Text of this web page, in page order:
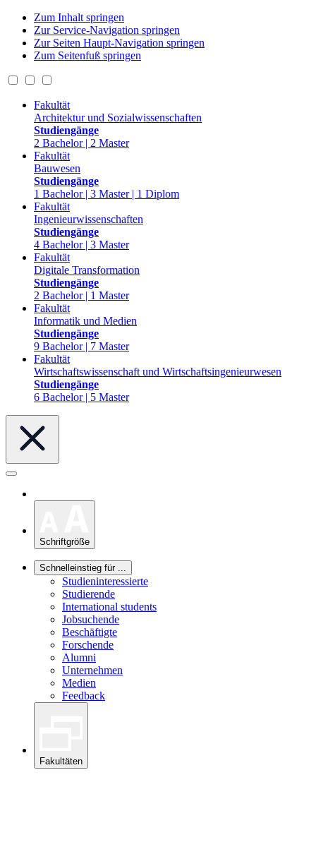
Zum Inhalt springen
Zur Service-Navigation springen
Zur Seiten Haupt-Navigation springen
Zum Seitenfuß springen
Fakultät
Architektur und Sozialwissenschaften
Studiengänge
2 Bachelor | 2 Master
Fakultät
Bauwesen
Studiengänge
1 Bachelor | 3 Master | 1 Diplom
Fakultät
Ingenieurwissenschaften
Studiengänge
4 Bachelor | 3 Master
Fakultät
Digitale Transformation
Studiengänge
2 Bachelor | 1 Master
Fakultät
Informatik und Medien
Studiengänge
9 Bachelor | 7 Master
Fakultät
Wirtschaftswissenschaft und Wirtschaftsingenieurwesen
Studiengänge
6 Bachelor | 5 Master
Schriftgröße
Schnelleinstieg für ...
Studieninteressierte
Studierende
International students
Jobsuchende
Beschäftigte
Forschende
Alumni
Unternehmen
Medien
Feedback
Fakultäten